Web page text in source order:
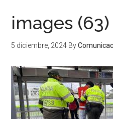
images (63)
5 diciembre, 2024 By